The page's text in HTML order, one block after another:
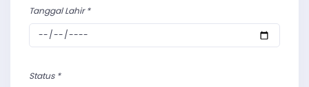
Tanggal Lahir *
Status *